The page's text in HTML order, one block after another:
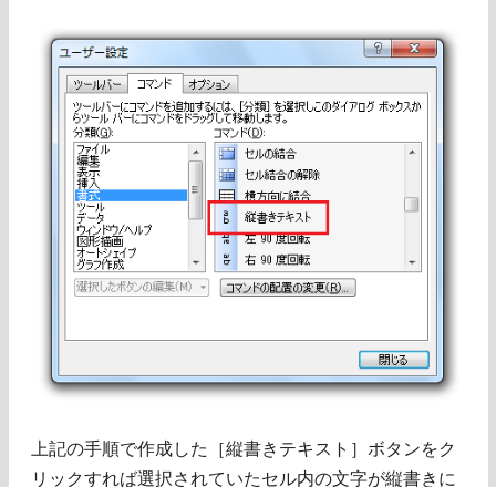
上記の手順で作成した［縦書きテキスト］ボタンをク
リックすれば選択されていたセル内の文字が縦書きに